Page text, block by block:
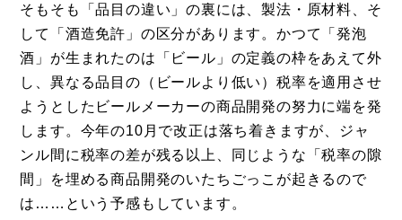
そもそも「品目の違い」の裏には、製法・原材料、そ
して「酒造免許」の区分があります。かつて「発泡
酒」が生まれたのは「ビール」の定義の枠をあえて外
し、異なる品目の（ビールより低い）税率を適用させ
ようとしたビールメーカーの商品開発の努力に端を発
します。今年の10月で改正は落ち着きますが、ジャ
ンル間に税率の差が残る以上、同じような「税率の隙
間」を埋める商品開発のいたちごっこが起きるので
は……という予感もしています。